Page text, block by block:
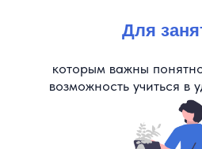
Для
которым важны
возможность учиться в